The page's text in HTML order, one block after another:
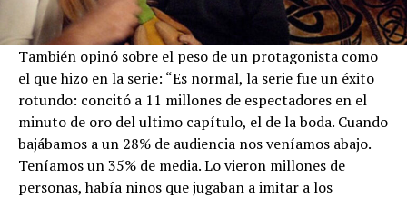
También opinó sobre el peso de un protagonista como
el que hizo en la serie: “Es normal, la serie fue un éxito
rotundo: concitó a 11 millones de espectadores en el
minuto de oro del ultimo capítulo, el de la boda. Cuando
bajábamos a un 28% de audiencia nos veníamos abajo.
Teníamos un 35% de media. Lo vieron millones de
personas, había niños que jugaban a imitar a los